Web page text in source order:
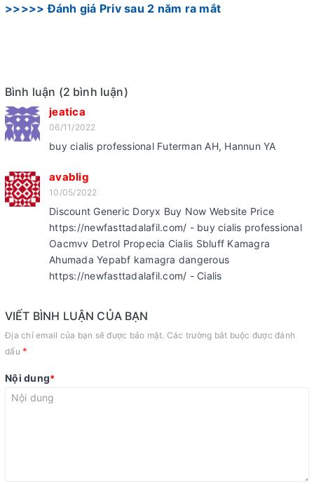
>>>>>Đánh giá Priv sau 2 năm ra mắt
Bình luận (2 bình luận)
jeatica
06/11/2022
buy cialis professional Futerman AH, Hannun YA
avablig
10/05/2022
Discount Generic Doryx Buy Now Website Price
https://newfasttadalafil.com/ - buy cialis professional
Oacmvv Detrol Propecia Cialis Sbluff Kamagra
Ahumada Yepabf kamagra dangerous
https://newfasttadalafil.com/ - Cialis
VIẾT BÌNH LUẬN CỦA BẠN
Địa chỉ email của bạn sẽ được bảo mật. Các trường bắt buộc được đánh
dấu *
Nội dung*